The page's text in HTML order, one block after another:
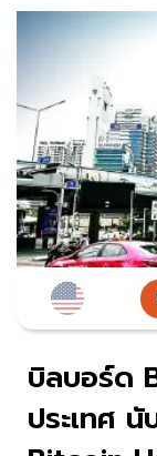
บิลบอร์ด
ประเทศ